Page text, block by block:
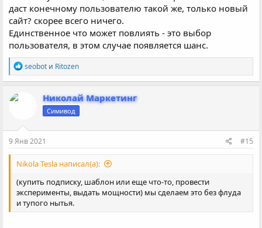
даст конечному пользователю такой же, только новый
сайт? скорее всего ничего.
Единственное что может повлиять - это выбор
пользователя, в этом случае появляется шанс.
Р
е
а
:
seobot и Ritozen
Николай Маркетинг
Симивод
9 Янв 2021 #15
Nikola Tesla написал(а):
(купить подписку, шаблон или еще что-то, провести
эксперименты, выдать мощности) мы сделаем это без флуда
и тупого нытья.